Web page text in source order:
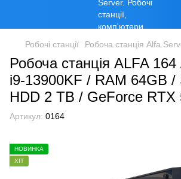
Робочі станції Робоча станція Alfa
Робоча станція ALFA
i9-13900KF / RAM 64GB
HDD 2 TB / GeForce RTX
Артикул: 0164
НОВИНКА
ХІТ